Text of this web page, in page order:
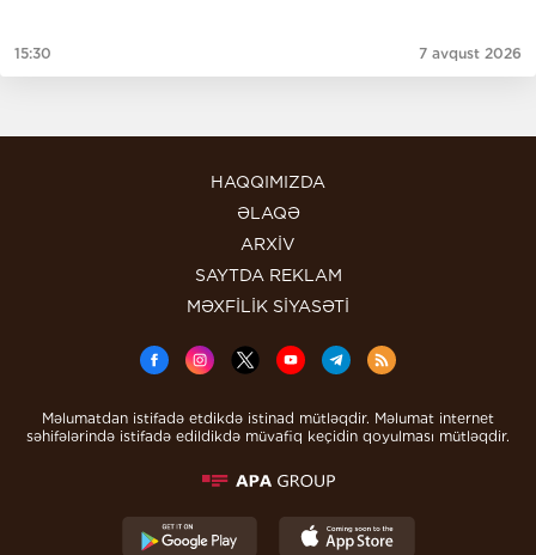
15:30 7 avqust 2026
HAQQIMIZDA
ƏLAQƏ
ARXİV
SAYTDA REKLAM
MƏXFİLİK SİYASƏTİ
Məlumatdan istifadə etdikdə istinad mütləqdir. Məlumat internet
səhifələrində istifadə edildikdə müvafiq keçidin qoyulması mütləqdir.